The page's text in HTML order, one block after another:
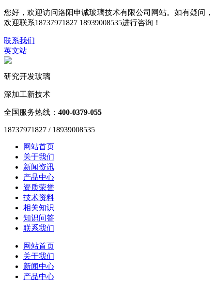
您好，欢迎访问洛阳申诚玻璃技术有限公司网站。如有疑问，
欢迎联系18737971827 18939008535进行咨询！
联系我们
英文站
研究开发玻璃
深加工新技术
全国服务热线： 400-0379-055
18737971827 / 18939008535
网站首页
关于我们
新闻资讯
产品中心
资质荣誉
技术资料
相关知识
知识问答
联系我们
网站首页
关于我们
新闻中心
产品中心